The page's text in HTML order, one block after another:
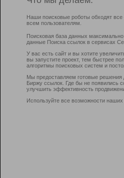
Наши поисковые роботы обходят
всем пользователям.
Поисковая база данных
данные Поиска ссылок в сервисах
У вас есть сайт и вы хотите
вы запустите проект, тем быстрее
алгоритмы поисковых систем и
Мы предоставляем готовые
Биржу ссылок. Где бы не появились
улучшить эффективность
Используйте все возможности